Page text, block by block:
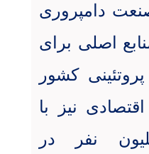
دامپروری
اصلی برای
کشور
نیز با
نفر در